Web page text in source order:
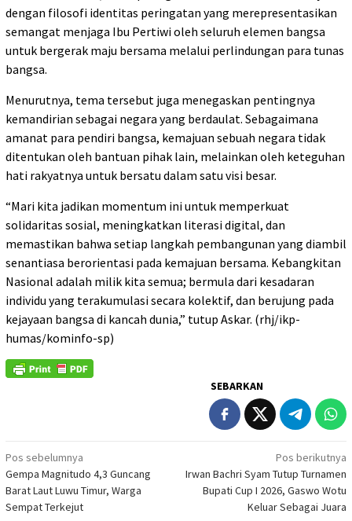
dengan filosofi identitas peringatan yang merepresentasikan
semangat menjaga Ibu Pertiwi oleh seluruh elemen bangsa
untuk bergerak maju bersama melalui perlindungan para tunas
bangsa.
Menurutnya, tema tersebut juga menegaskan pentingnya
kemandirian sebagai negara yang berdaulat. Sebagaimana
amanat para pendiri bangsa, kemajuan sebuah negara tidak
ditentukan oleh bantuan pihak lain, melainkan oleh keteguhan
hati rakyatnya untuk bersatu dalam satu visi besar.
“Mari kita jadikan momentum ini untuk memperkuat
solidaritas sosial, meningkatkan literasi digital, dan
memastikan bahwa setiap langkah pembangunan yang diambil
senantiasa berorientasi pada kemajuan bersama. Kebangkitan
Nasional adalah milik kita semua; bermula dari kesadaran
individu yang terakumulasi secara kolektif, dan berujung pada
kejayaan bangsa di kancah dunia,” tutup Askar. (rhj/ikp-
humas/kominfo-sp)
SEBARKAN
Navigasi
pos
Pos sebelumnya
Gempa Magnitudo 4,3 Guncang
Barat Laut Luwu Timur, Warga
Sempat Terkejut
Pos berikutnya
Irwan Bachri Syam Tutup Turnamen
Bupati Cup I 2026, Gaswo Wotu
Keluar Sebagai Juara